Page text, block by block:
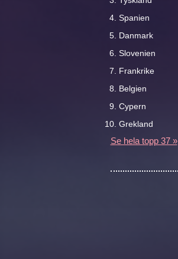
Spanien
Danmark
Slovenien
Frankrike
Belgien
Cypern
Grekland
Se hela topp 37 »